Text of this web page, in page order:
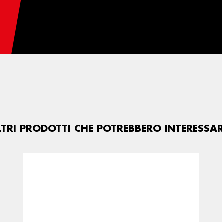
PRODOTTI CHE POTREBBERO